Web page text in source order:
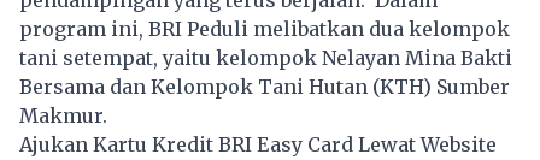
program ini, BRI Peduli melibatkan dua kelompok
tani setempat, yaitu kelompok Nelayan Mina Bakti
Bersama dan Kelompok Tani Hutan (KTH) Sumber
Makmur.
Ajukan Kartu Kredit BRI Easy Card Lewat Website